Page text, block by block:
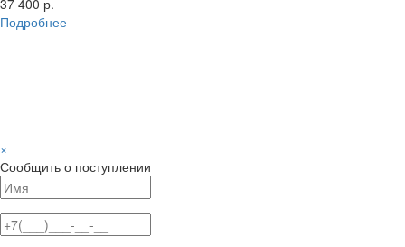
37 400 р.
Подробнее
×
Сообщить о поступлении